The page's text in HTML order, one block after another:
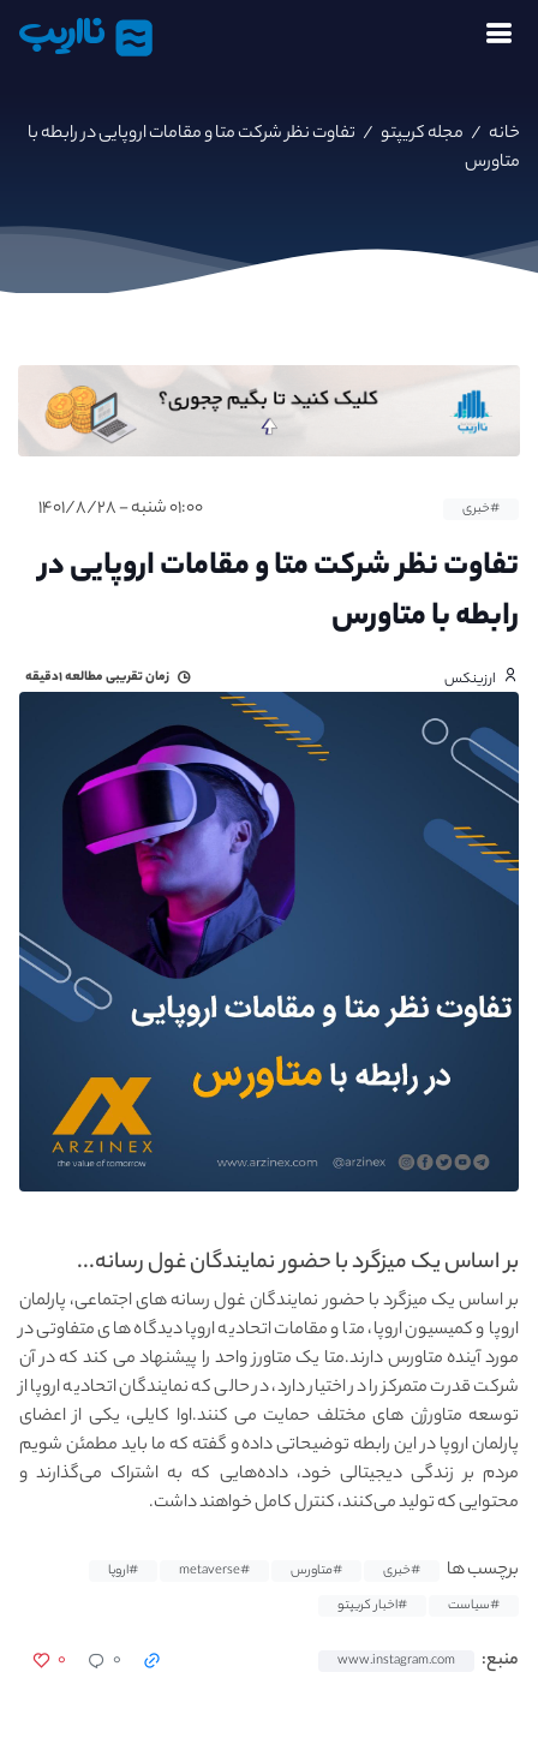
نااریب
خانه / مجله کریپتو / تفاوت نظر شرکت متا و مقامات اروپایی در رابطه با
متاورس
#خبری ۰۱:۰۰ شنبه - ۱۴۰۱/۸/۲۸
تفاوت نظر شرکت متا و مقامات اروپایی در
رابطه با متاورس
ارزینکس زمان تقریبی مطالعه۱دقیقه
بر اساس یک میزگرد با حضور نمایندگان غول رسانه...
بر اساس یک میزگرد با حضور نمایندگان غول رسانه های اجتماعی، پارلمان
اروپا و کمیسیون اروپا، متا و مقامات اتحادیه اروپا دیدگاه های متفاوتی در
مورد آینده متاورس دارند.متا یک متاورز واحد را پیشنهاد می کند که در آن
شرکت قدرت متمرکز را در اختیار دارد، در حالی که نمایندگان اتحادیه اروپا از
توسعه متاورژن های مختلف حمایت می کنند.اوا کایلی، یکی از اعضای
پارلمان اروپا در این رابطه توضیحاتی داده و گفته که ما باید مطمئن شویم
مردم بر زندگی دیجیتالی خود، داده‌هایی که به اشتراک می‌گذارند و
محتوایی که تولید می‌کنند، کنترل کامل خواهند داشت.
برچسب ها #خبری #متاورس #metaverse
#اروپا
#سیاست
#اخبار کریپتو
منبع: www.instagram.com ۰ ۰